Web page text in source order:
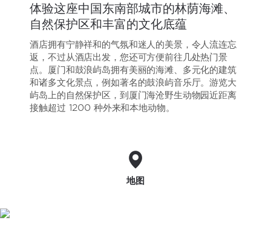
体验这座中国东南部城市的林荫海滩、
自然保护区和丰富的文化底蕴
酒店拥有宁静祥和的气氛和迷人的美景，令人流连忘
返，不过从酒店出发，您还可方便前往几处热门景
点。厦门和鼓浪屿岛拥有美丽的海滩、多元化的建筑
和诸多文化景点，例如著名的鼓浪屿音乐厅。游览大
屿岛上的自然保护区，到厦门海沧野生动物园近距离
接触超过 1200 种外来和本地动物。
地图